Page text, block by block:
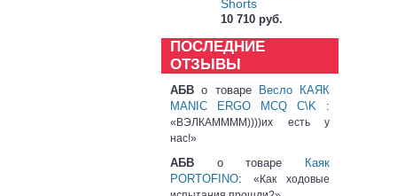
Shorts
10 710 руб.
ПОСЛЕДНИЕ
ОТЗЫВЫ
АБВ о товаре
Весло КАЯК
MANIC ERGO MCQ C\K :
«ВЭЛКАММММ))))их есть у
нас!»
АБВ о товаре
Каяк
PORTOFINO: «Как ходовые